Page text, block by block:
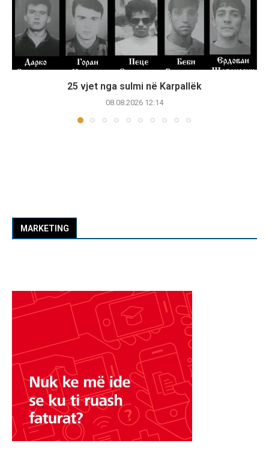
25 vjet nga sulmi në Karpallëk
08.08.2026 12:14
MARKETING